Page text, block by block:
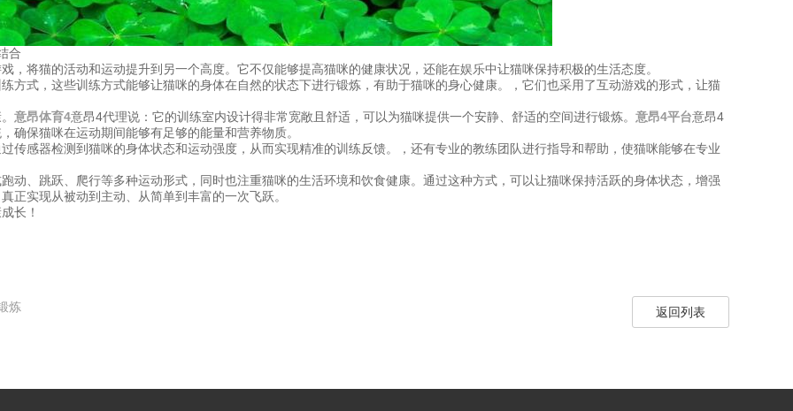
合
，将猫的活动和运动提升到另一个高度。它不仅能够提高猫咪的健康状况，还能在娱乐中让猫咪保持积极的生活态度。
方式，这些训练方式能够让猫咪的身体在自然的状态下进行锻炼，有助于猫咪的身心健康。，它们也采用了互动游戏的形式，让猫
意昂体育4意昂4代理说：它的训练室内设计得非常宽敞且舒适，可以为猫咪提供一个安静、舒适的空间进行锻炼。 意昂4平台意昂4
确保猫咪在运动期间能够有足够的能量和营养物质。
传感器检测到猫咪的身体状态和运动强度，从而实现精准的训练反馈。，还有专业的教练团队进行指导和帮助，使猫咪能够在专业
动、跳跃、爬行等多种运动形式，同时也注重猫咪的生活环境和饮食健康。通过这种方式，可以让猫咪保持活跃的身体状态，增强
正实现从被动到主动、从简单到丰富的一次飞跃。
长！
炼 返回列表